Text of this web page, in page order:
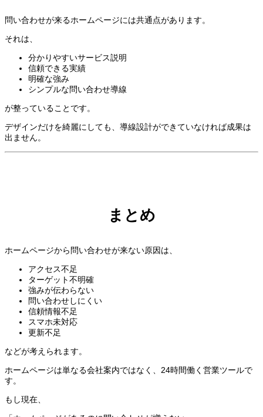
問い合わせが来るホームページには共通点があります。
それは、
分かりやすいサービス説明
信頼できる実績
明確な強み
シンプルな問い合わせ導線
が整っていることです。
デザインだけを綺麗にしても、導線設計ができていなければ成果は
出ません。
まとめ
ホームページから問い合わせが来ない原因は、
アクセス不足
ターゲット不明確
強みが伝わらない
問い合わせしにくい
信頼情報不足
スマホ未対応
更新不足
などが考えられます。
ホームページは単なる会社案内ではなく、24時間働く営業ツールで
す。
もし現在、